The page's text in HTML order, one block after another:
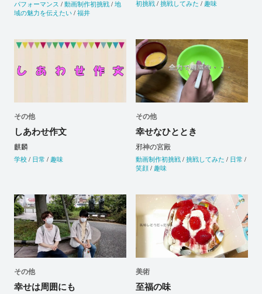
パフォーマンス /動画制作初挑戦/地
域の魅力を伝えたい/福井
初挑戦/挑戦してみた /趣味
その他
しあわせ作文
麒麟
学校/ 日常 /趣味
その他
幸せなひととき
邪神の宮殿
動画制作初挑戦/挑戦してみた / 日常 /
笑顔/趣味
その他
幸せは周囲にも
美術
至福の味